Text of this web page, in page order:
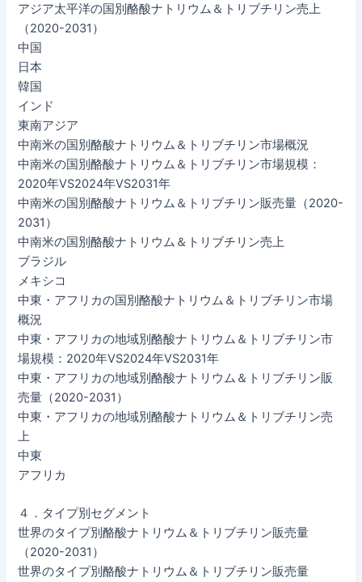
アジア太平洋の国別酪酸ナトリウム＆トリブチリン売上
（2020-2031）
中国
日本
韓国
インド
東南アジア
中南米の国別酪酸ナトリウム＆トリブチリン市場概況
中南米の国別酪酸ナトリウム＆トリブチリン市場規模：
2020年VS2024年VS2031年
中南米の国別酪酸ナトリウム＆トリブチリン販売量（2020-
2031）
中南米の国別酪酸ナトリウム＆トリブチリン売上
ブラジル
メキシコ
中東・アフリカの国別酪酸ナトリウム＆トリブチリン市場
概況
中東・アフリカの地域別酪酸ナトリウム＆トリブチリン市
場規模：2020年VS2024年VS2031年
中東・アフリカの地域別酪酸ナトリウム＆トリブチリン販
売量（2020-2031）
中東・アフリカの地域別酪酸ナトリウム＆トリブチリン売
上
中東
アフリカ
４．タイプ別セグメント
世界のタイプ別酪酸ナトリウム＆トリブチリン販売量
（2020-2031）
世界のタイプ別酪酸ナトリウム＆トリブチリン販売量